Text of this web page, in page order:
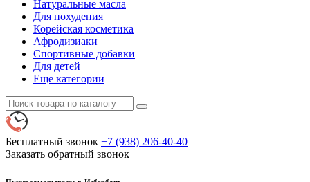
Натуральные масла
Для похудения
Корейская косметика
Афродизиаки
Спортивные добавки
Для детей
Еще категории
Бесплатный звонок +7 (938) 206-40-40
Заказать обратный звонок